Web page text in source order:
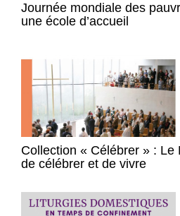
Journée mondiale des
une école d’accueil
Collection « Célébrer » : Le
de célébrer et de vivre